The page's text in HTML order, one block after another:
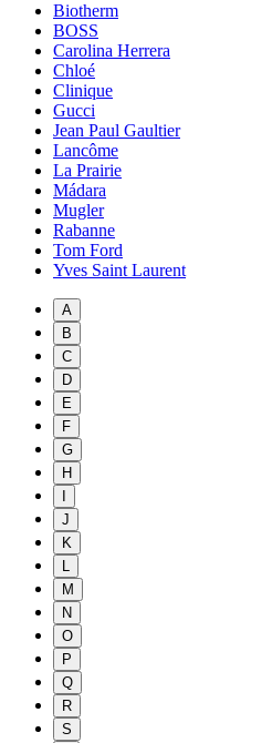
Biotherm
BOSS
Carolina Herrera
Chloé
Clinique
Gucci
Jean Paul Gaultier
Lancôme
La Prairie
Mádara
Mugler
Rabanne
Tom Ford
Yves Saint Laurent
A
B
C
D
E
F
G
H
J
K
L
M
N
O
P
Q
R
S